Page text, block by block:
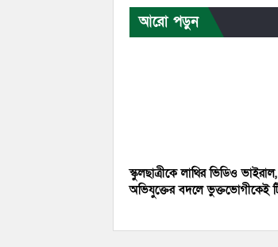
আরো পড়ুন
স্কুলছাত্রীকে লাথির ভিডিও ভাইরাল,
অভিযুক্তের বদলে ভুক্তভোগীকেই